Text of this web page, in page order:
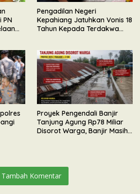
PN
Pengadilan Negeri
Kepahiang Jatuhkan Vonis 18
Tahun Kepada Terdakwa
Proyek Pengendali Banjir
Tanjung Agung Rp78 Miliar
Disorot Warga, Banjir Masih
Tambah Komentar